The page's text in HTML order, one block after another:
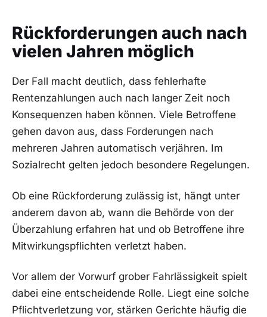
Rückforderungen auch nach
vielen Jahren möglich
Der Fall macht deutlich, dass fehlerhafte
Rentenzahlungen auch nach langer Zeit noch
Konsequenzen haben können. Viele Betroffene
gehen davon aus, dass Forderungen nach
mehreren Jahren automatisch verjähren. Im
Sozialrecht gelten jedoch besondere Regelungen.
Ob eine Rückforderung zulässig ist, hängt unter
anderem davon ab, wann die Behörde von der
Überzahlung erfahren hat und ob Betroffene ihre
Mitwirkungspflichten verletzt haben.
Vor allem der Vorwurf grober Fahrlässigkeit spielt
dabei eine entscheidende Rolle. Liegt eine solche
Pflichtverletzung vor, stärken Gerichte häufig die